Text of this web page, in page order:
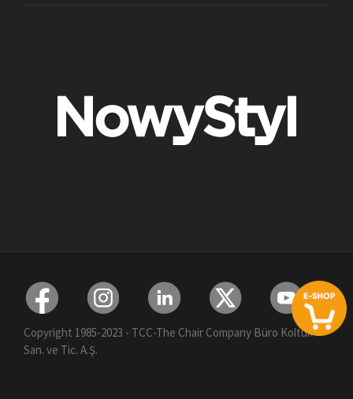
Copyright 1985-2023 - TCC-The Chair Company Büro Koltuk
San. ve Tic. A.Ş.